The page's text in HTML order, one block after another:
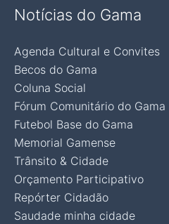
Notícias do Gama
Agenda Cultural e Convites
Becos do Gama
Coluna Social
Fórum Comunitário do Gama
Futebol Base do Gama
Memorial Gamense
Trânsito & Cidade
Orçamento Participativo
Repórter Cidadão
Saudade minha cidade